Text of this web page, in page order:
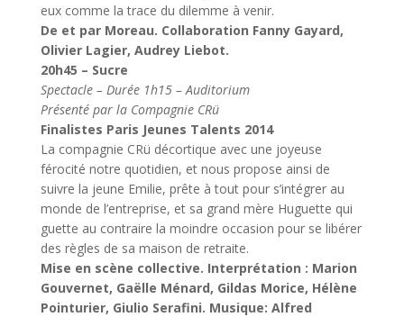
eux comme la trace du dilemme à venir.
De et par Moreau. Collaboration Fanny Gayard,
Olivier Lagier, Audrey Liebot.
20h45 – Sucre
Spectacle – Durée 1h15 – Auditorium
Présenté par la Compagnie CRü
Finalistes Paris Jeunes Talents 2014
La compagnie CRü décortique avec une joyeuse
férocité notre quotidien, et nous propose ainsi de
suivre la jeune Emilie, prête à tout pour s’intégrer au
monde de l’entreprise, et sa grand mère Huguette qui
guette au contraire la moindre occasion pour se libérer
des règles de sa maison de retraite.
Mise en scène collective. Interprétation : Marion
Gouvernet, Gaëlle Ménard, Gildas Morice, Hélène
Pointurier, Giulio Serafini. Musique: Alfred